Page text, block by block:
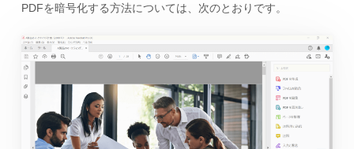
PDFを暗号化する方法については、次のとおりです。